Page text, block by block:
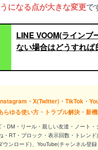
になる点が大きな変更で
LINE VOOM(ラインブ
ない場合はどうすれば
・X(Twitter)・TikTok・
ゆる使い方・トラブル解決・新
DM・リール・親しい友達・ノート・
・RT・ブロック・表示回数・トレンド
ンロード)、YouTube(チャンネル登